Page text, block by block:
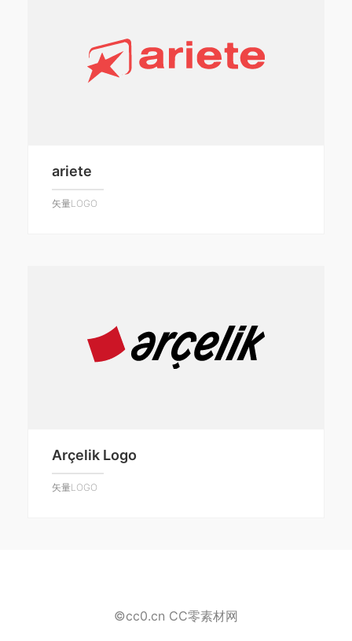
ariete
矢量LOGO
Arçelik Logo
矢量LOGO
©cc0.cn CC零素材网